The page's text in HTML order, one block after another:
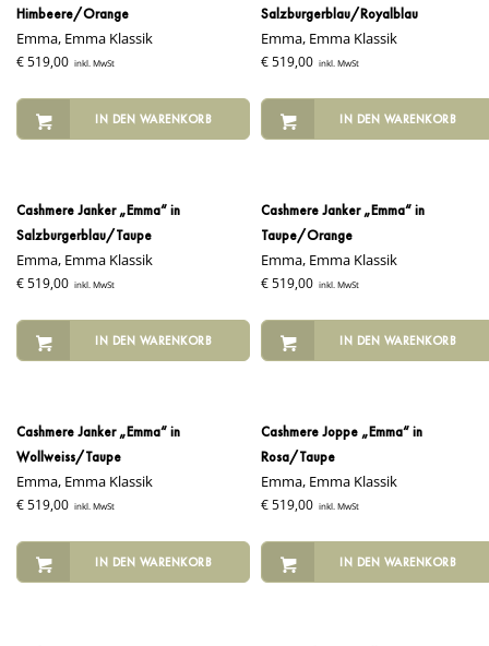
Himbeere/Orange
Emma, Emma Klassik
€ 519,00 inkl. MwSt
IN DEN WARENKORB
Salzburgerblau/Royalblau
Emma, Emma Klassik
€ 519,00 inkl. MwSt
IN DEN WARENKORB
Cashmere Janker „Emma“ in
Salzburgerblau/Taupe
Emma, Emma Klassik
€ 519,00 inkl. MwSt
IN DEN WARENKORB
Cashmere Janker „Emma“ in
Taupe/Orange
Emma, Emma Klassik
€ 519,00 inkl. MwSt
IN DEN WARENKORB
Cashmere Janker „Emma“ in
Wollweiss/Taupe
Emma, Emma Klassik
€ 519,00 inkl. MwSt
IN DEN WARENKORB
Cashmere Joppe „Emma“ in
Rosa/Taupe
Emma, Emma Klassik
€ 519,00 inkl. MwSt
IN DEN WARENKORB